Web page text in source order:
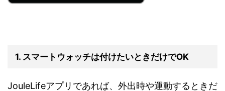
1. スマートウォッチは付けたいときだけでOK
JouleLifeアプリであれば、外出時や運動するときだ